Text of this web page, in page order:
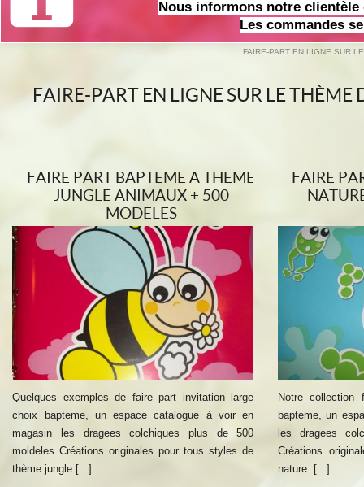
Nous informons notre clientèle
Les commandes
FAIRE-PART EN LIGNE SUR
FAIRE-PART EN LIGNE SUR LE
FAIRE PART BAPTEME A THEME
JUNGLE ANIMAUX + 500
MODELES
Quelques exemples de faire part invitation large
choix bapteme, un espace catalogue à voir en
magasin les dragees colchiques plus de 500
moldeles Créations originales pour tous styles de
thème jungle [...]
FAIRE
Notre collection
bapteme, un
les dragees
Créations
nature. [...]